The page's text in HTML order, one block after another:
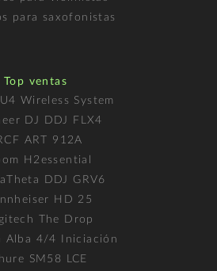
para saxofonistas
Top ventas
Wireless System
DJ DDJ FLX4
ART 912A
H2essential
DDJ GRV6
HD 25
The Drop
Alba 4/4 Iniciación
SM58 LCE